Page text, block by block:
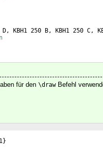
KBH1 250 B, KBH1 250 C,
für den \drawBefehl
}